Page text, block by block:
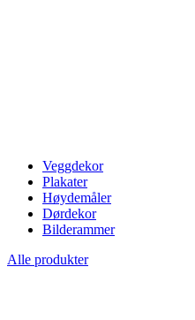
Veggdekor
Plakater
Høydemåler
Dørdekor
Bilderammer
Alle produkter